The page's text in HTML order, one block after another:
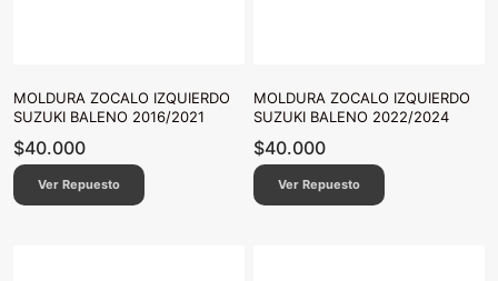
MOLDURA ZOCALO IZQUIERDO
SUZUKI BALENO 2016/2021
$40.000
Ver Repuesto
MOLDURA ZOCALO IZQUIERDO
SUZUKI BALENO 2022/2024
$40.000
Ver Repuesto